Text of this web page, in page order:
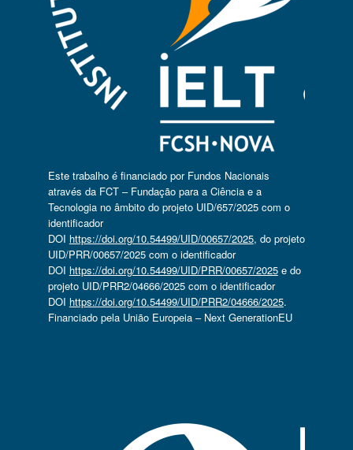
Este trabalho é financiado por Fundos Nacionais
através da FCT – Fundação para a Ciência e a
Tecnologia no âmbito do projeto UID/657/2025 com o
identificador
DOI https://doi.org/10.54499/UID/00657/2025, do projeto
UID/PRR/00657/2025 com o identificador
DOI https://doi.org/10.54499/UID/PRR/00657/2025e do
projeto UID/PRR2/04666/2025 com o identificador
DOI https://doi.org/10.54499/UID/PRR2/04666/2025.
Financiado pela União Europeia – Next GenerationEU